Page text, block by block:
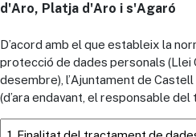
d'Aro, Platja d'Aro i s'Agaró
D’acord amb el que estableix la
protecció de dades personals (Llei
desembre), l’Ajuntament de Castell
(d’ara endavant, el responsable